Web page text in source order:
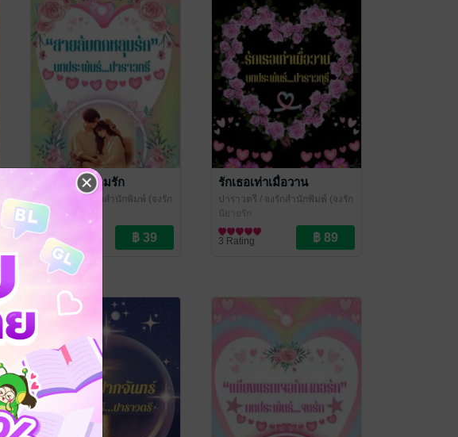
สายลับตกหลุมรัก
/ จงรักสำนักพิมพ์ (จงรัก
ปาราวตรี หยาดน้ำค้าง ปราณ
ชนก)
นิยายรัก
1 Rating
รักเธอเท่าเมื่อวาน
ปาราวตรี / จงรักสำนักพิมพ์ (จงรัก
ปาราวตรี หยาดน้ำค้าง ปราณ
ชนก)
นิยายรัก
3 Rating